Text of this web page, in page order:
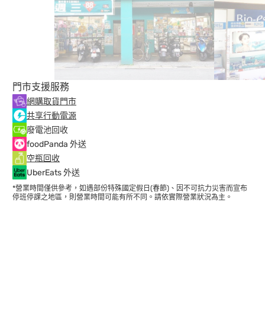
門市支援服務
網購取貨門市
共享行動電源
廢電池回收
foodPanda 外送
空瓶回收
UberEats 外送
*營業時間僅供參考，如遇部份特殊國定假日(春節)、因不可抗力災害而宣布
停班停課之地區，則營業時間可能有所不同。請依實際營業狀況為主。